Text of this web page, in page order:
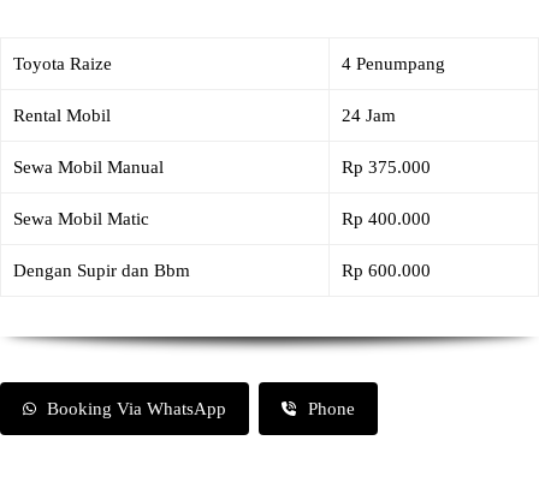
Toyota Raize 4 Penumpang
Rental Mobil 24 Jam
Sewa Mobil Manual Rp 375.000
Sewa Mobil Matic Rp 400.000
Dengan Supir dan Bbm Rp 600.000
Booking Via WhatsApp Phone